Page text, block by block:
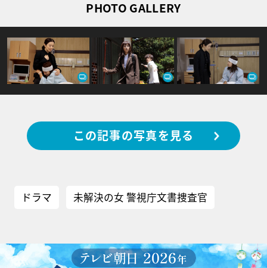
PHOTO GALLERY
この記事の写真を見る
ドラマ 未解決の女 警視庁文書捜査官